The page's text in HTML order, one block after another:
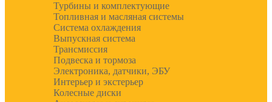
Турбины и комплектующие
Топливная и масляная системы
Система охлаждения
Выпускная система
Трансмиссия
Подвеска и тормоза
Электроника, датчики, ЭБУ
Интерьер и экстерьер
Колесные диски